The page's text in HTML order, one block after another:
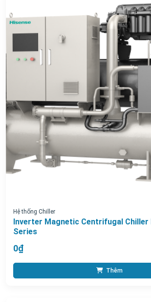
Hệ thống Chiller
Inverter Magnetic Centrifugal Chiller
Series
0₫
Thêm